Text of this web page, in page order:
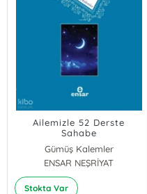
Ailemizle 52 Derste
Sahabe
Gümüş Kalemler
ENSAR NEŞRİYAT
Stokta Var